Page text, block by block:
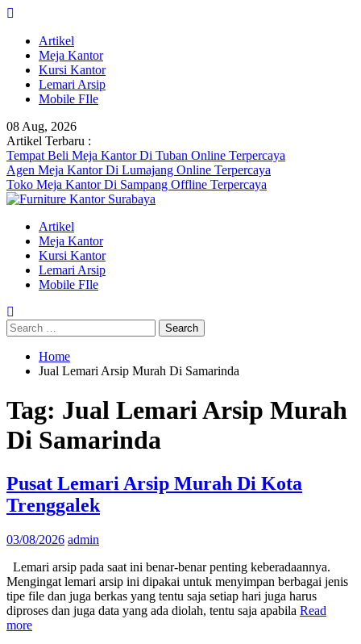
Skip
contentArtikel
Meja Kantor
Kursi Kantor
Lemari Arsip
Mobile FIle
08 Aug, 2026
Artikel Terbaru :
Tempat Beli Meja Kantor Di Tuban Online Terpercaya
Agen Meja Kantor Di Lumajang Online Terpercaya
Toko Meja Kantor Di Sampang Offline Terpercaya
Artikel
Meja Kantor
Kursi Kantor
Lemari Arsip
Mobile FIle
Search
for:
Home
Jual Lemari Arsip Murah Di Samarinda
Tag: Jual Lemari Arsip Murah
Di Samarinda
Pusat Lemari Arsip Murah Di Kota
Trenggalek
03/08/2026 admin
Lemari arsip pada saat ini benar-benar penting keberadaannya.
Mengingat lemari arsip ini dipakai untuk menyimpan berbagai jenis
tipe file dan juga berkas yang tentu saja setiap hari juga harus
diproses dan juga data yang ada diolah, tentu saja apabila Read
more